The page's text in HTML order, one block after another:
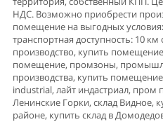
НДС. Возможно приобрести
помещение на выгодных
транспортная доступность: 10
производство, купить
помещение, промзоны,
производства, купить
industriаl, лайт индастриал, пром
Ленинские Горки, склад Видное,
районе, купить склад в